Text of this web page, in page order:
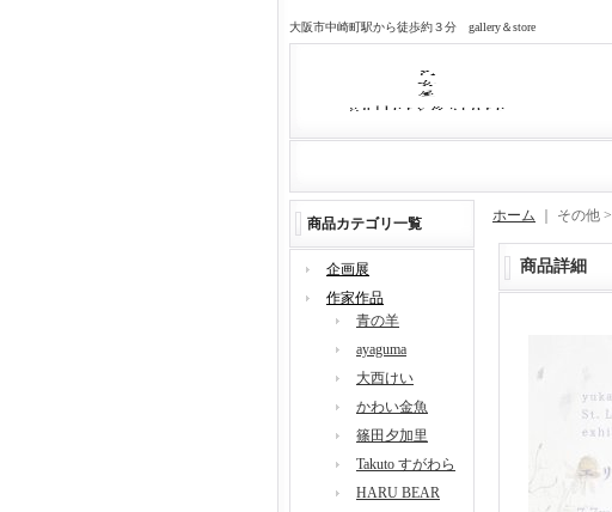
大阪市中崎町駅から徒歩約３分 gallery＆store
商品カテゴリ一覧
企画展
作家作品
青の羊
ayaguma
大西けい
かわい金魚
篠田夕加里
Takuto すがわら
HARU BEAR
ホーム ｜ その他 >
商品詳細